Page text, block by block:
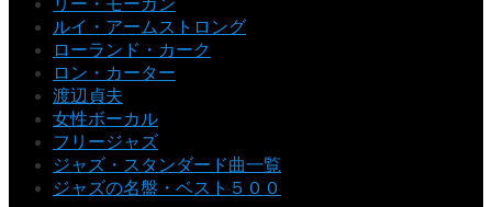
ルイ・アームストロング
ローランド・カーク
ロン・カーター
渡辺貞夫
女性ボーカル
フリージャズ
ジャズ・スタンダード曲一覧
ジャズの名盤・ベスト５００